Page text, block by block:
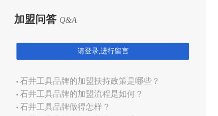
加盟问答 Q&A
请登录,进行留言
石井工具品牌的加盟扶持政策是哪些？
石井工具品牌的加盟流程是如何？
石井工具品牌做得怎样？